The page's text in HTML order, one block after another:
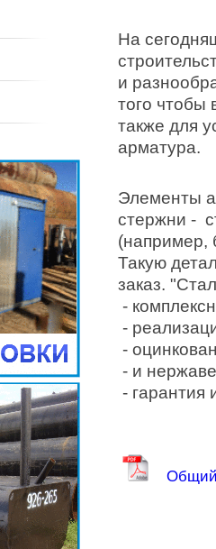
На
и
того чтобы
также для
арматура.
Элементы
стержни -
(например,
Такую
заказ.
-
-
-
- и
- гарантия
Общий